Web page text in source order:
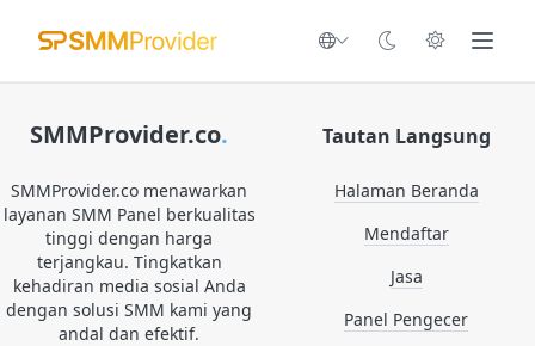
SMMProvider.co.
SMMProvider.co menawarkan
layanan SMM Panel berkualitas
tinggi dengan harga
terjangkau. Tingkatkan
kehadiran media sosial Anda
dengan solusi SMM kami yang
andal dan efektif.
Tautan Langsung
Halaman Beranda
Mendaftar
Jasa
Panel Pengecer